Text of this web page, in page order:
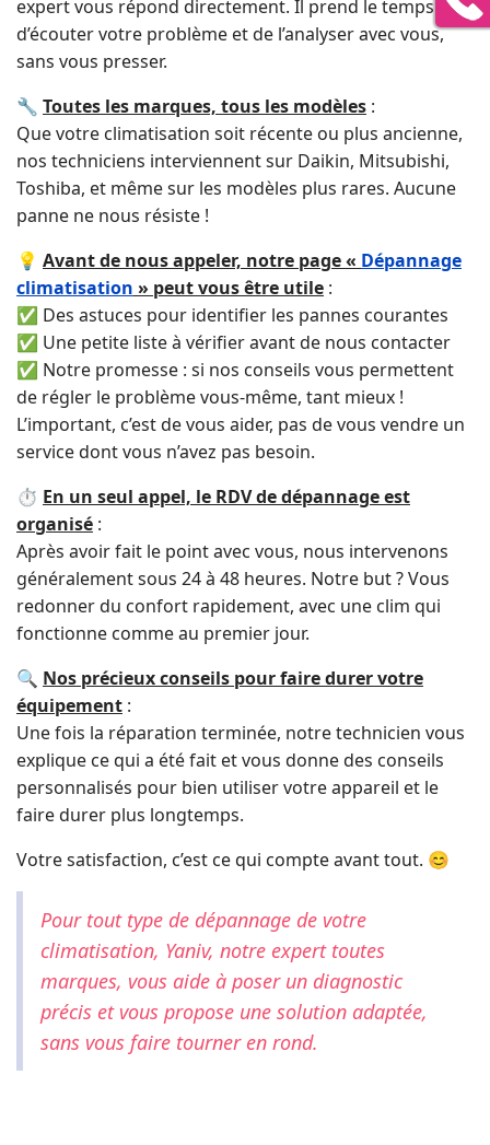
expert vous répond directement. Il prend le temps
d’écouter votre problème et de l’analyser avec vous,
sans vous presser.
🔧 Toutes les marques, tous les modèles :
Que votre climatisation soit récente ou plus ancienne,
nos techniciens interviennent sur Daikin, Mitsubishi,
Toshiba, et même sur les modèles plus rares. Aucune
panne ne nous résiste !
💡 Avant de nous appeler, notre page « Dépannage
climatisation » peut vous être utile :
✅ Des astuces pour identifier les pannes courantes
✅ Une petite liste à vérifier avant de nous contacter
✅ Notre promesse : si nos conseils vous permettent
de régler le problème vous-même, tant mieux !
L’important, c’est de vous aider, pas de vous vendre un
service dont vous n’avez pas besoin.
⏱️ En un seul appel, le RDV de dépannage est
organisé :
Après avoir fait le point avec vous, nous intervenons
généralement sous 24 à 48 heures. Notre but ? Vous
redonner du confort rapidement, avec une clim qui
fonctionne comme au premier jour.
🔍 Nos précieux conseils pour faire durer votre
équipement :
Une fois la réparation terminée, notre technicien vous
explique ce qui a été fait et vous donne des conseils
personnalisés pour bien utiliser votre appareil et le
faire durer plus longtemps.
Votre satisfaction, c’est ce qui compte avant tout. 😊
Pour tout type de dépannage de votre
climatisation, Yaniv, notre expert toutes
marques, vous aide à poser un diagnostic
précis et vous propose une solution adaptée,
sans vous faire tourner en rond.